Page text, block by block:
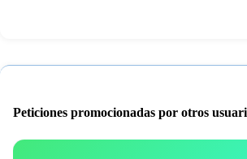
Peticiones promocionadas por otros